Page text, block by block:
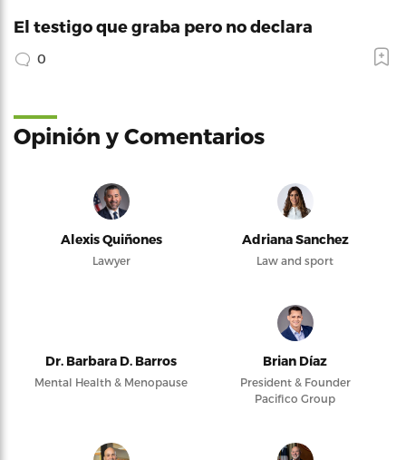
El testigo que graba pero no declara
0
Opinión y Comentarios
Alexis Quiñones
Lawyer
Adriana Sanchez
Law and sport
Dr. Barbara D. Barros
Mental Health & Menopause
Brian Díaz
President & Founder
Pacifico Group